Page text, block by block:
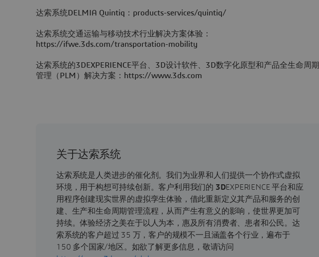
达索系统DELMIA Quintiq：products-services/quintiq/
达索系统交通运输与移动技术行业解决方案体验：
https://ifwe.3ds.com/transportation-mobility
达索系统的3DEXPERIENCE平台、3D设计软件、3D数字化原型和产品全生命周期
管理（PLM）解决方案：https://www.3ds.com
关于达索系统
达索系统是人类进步的催化剂。我们为业界和人们提供一个协作式虚拟
环境，用于构想可持续创新。客户利用我们的 3DEXPERIENCE 平台和应
用程序创建现实世界的虚拟孪生体验，借此重新定义其产品和服务的创
建、生产和生命周期管理流程，从而产生有意义的影响，使世界更加可
持续。体验经济之美在于以人为本，惠及所有消费者、患者和公民。达
索系统的客户超过 35 万，客户的规模不一且涵盖各个行业，遍布于
150 多个国家/地区。如欲了解更多信息，敬请访问